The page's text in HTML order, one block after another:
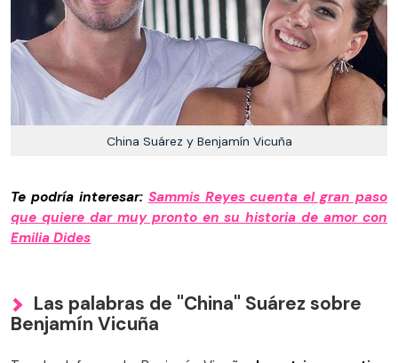
China Suárez y Benjamín Vicuña
Te podría interesar: Sammis Reyes cuenta el gran paso
que quiere dar muy pronto en su historia de amor con
Emilia Dides
Las palabras de "China" Suárez sobre
Benjamín Vicuña